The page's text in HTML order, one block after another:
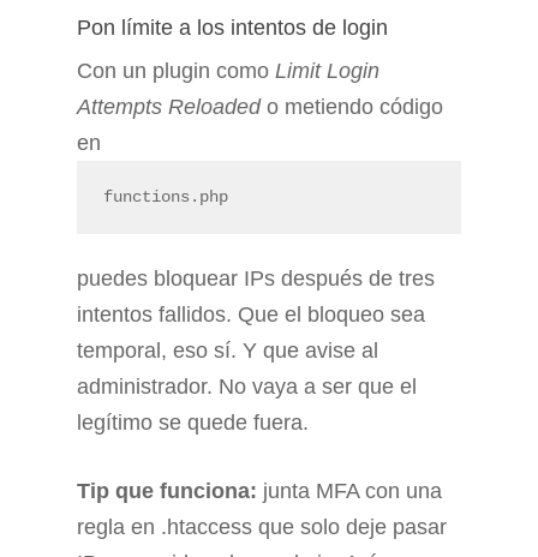
Pon límite a los intentos de login
Con un plugin como Limit Login
Attempts Reloadedo metiendo código
en
functions.php
puedes bloquear IPs después de tres
intentos fallidos. Que el bloqueo sea
temporal, eso sí. Y que avise al
administrador. No vaya a ser que el
legítimo se quede fuera.
Tip que funciona: junta MFA con una
regla en .htaccess que solo deje pasar